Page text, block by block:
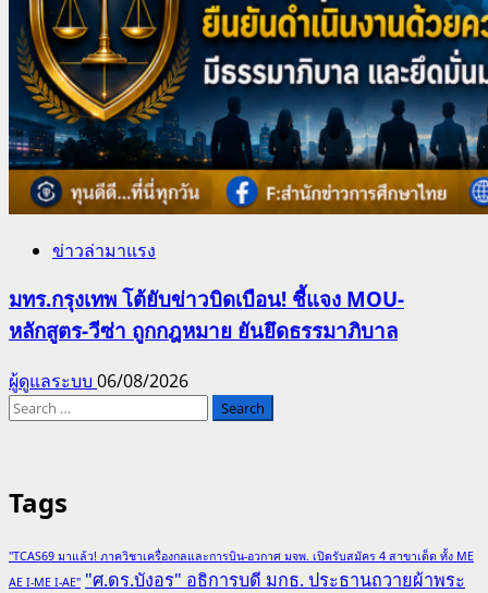
ข่าวล่ามาแรง
มทร.กรุงเทพ โต้ยับข่าวบิดเบือน! ชี้แจง MOU-
หลักสูตร-วีซ่า ถูกกฎหมาย ยันยึดธรรมาภิบาล
ผู้ดูแลระบบ 06/08/2026
Search
Tags
"TCAS69 มาแล้ว! ภาควิชาเครื่องกลและการบิน-อวกาศ มจพ. เปิดรับสมัคร 4 สาขาเด็ด ทั้ง ME
AE I-ME I-AE" "ศ.ดร.บังอร" อธิการบดี มกธ. ประธานถวายผ้าพระ